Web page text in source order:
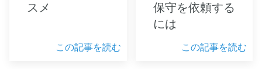
スメ
この記事を読む
保守を依頼する
には
この記事を読む